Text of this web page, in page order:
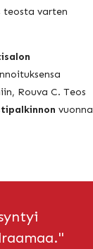
teosta varten
Rouva C. Teos
vuonna